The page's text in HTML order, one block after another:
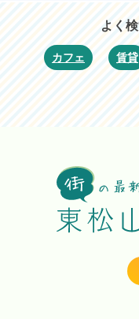
よく
カフェ 賃貸